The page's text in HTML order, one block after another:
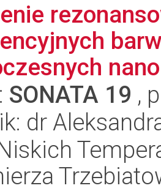
SONATA 19 ,
dr